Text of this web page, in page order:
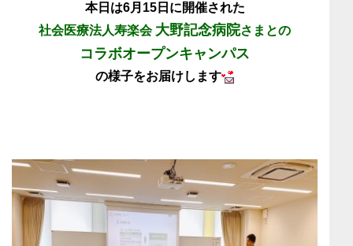
本日は6月15日に開催された
社会医療法人寿楽会 大野記念病院さまとの
コラボオープンキャンパス
の様子をお届けします